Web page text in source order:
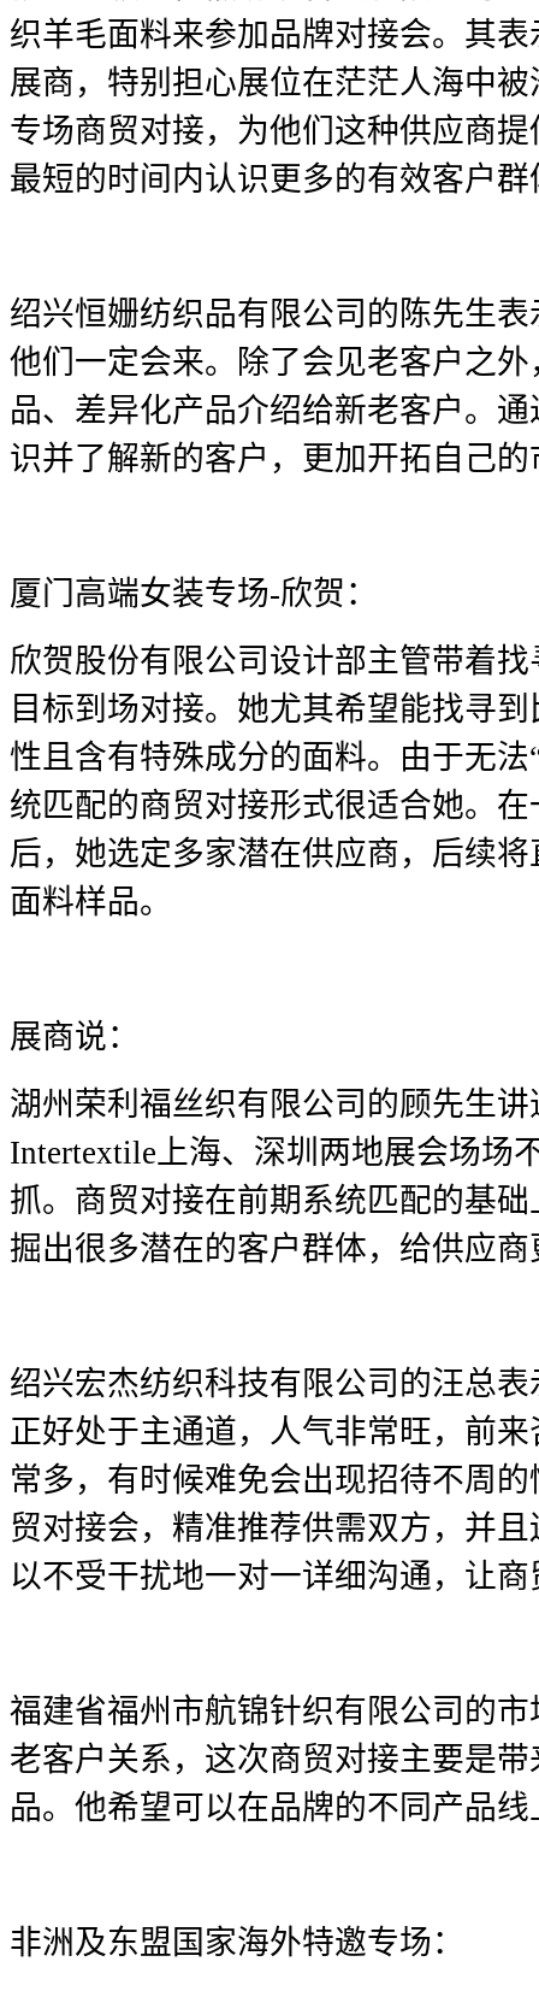
织羊毛面料来参加品牌对接会。其
展商，特别担心展位在茫茫人海中
专场商贸对接，为他们这种供应商
最短的时间内认识更多的有效客户群
绍兴恒姗纺织品有限公司的陈先生
他们一定会来。除了会见老客户之
品、差异化产品介绍给新老客户。
识并了解新的客户，更加开拓自己
厦门高端女装专场-欣贺：
欣贺股份有限公司设计部主管带着
目标到场对接。她尤其希望能找寻
性且含有特殊成分的面料。由于无
统匹配的商贸对接形式很适合她。
后，她选定多家潜在供应商，后续
面料样品。
展商说：
湖州荣利福丝织有限公司的顾先生
Intertextile上海、深圳两地展会场场
抓。商贸对接在前期系统匹配的基
掘出很多潜在的客户群体，给供应
绍兴宏杰纺织科技有限公司的汪总
正好处于主通道，人气非常旺，前
常多，有时候难免会出现招待不周
贸对接会，精准推荐供需双方，并
以不受干扰地一对一详细沟通，让
福建省福州市航锦针织有限公司的
老客户关系，这次商贸对接主要是
品。他希望可以在品牌的不同产品
非洲及东盟国家海外特邀专场：